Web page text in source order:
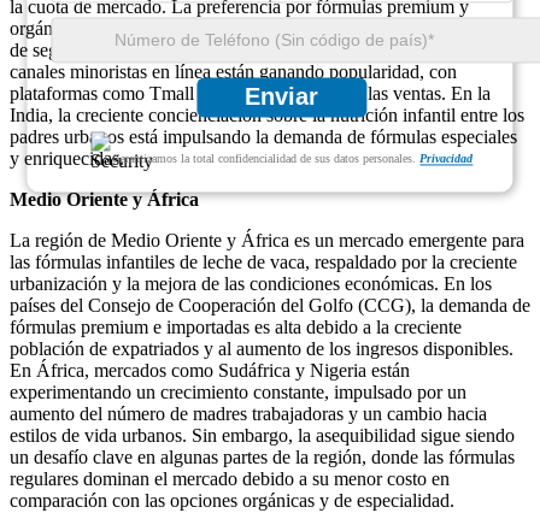
Enviar
Garantizamos la total confidencialidad de sus datos personales. Privacidad
la cuota de mercado. La preferencia por fórmulas premium y
orgánicas importadas es alta en esta región debido a preocupaciones
de seguridad con los productos producidos localmente. Además, los
canales minoristas en línea están ganando popularidad, con
plataformas como Tmall y JD.com dominando las ventas. En la
India, la creciente concienciación sobre la nutrición infantil entre los
padres urbanos está impulsando la demanda de fórmulas especiales
y enriquecidas.
Medio Oriente y África
La región de Medio Oriente y África es un mercado emergente para
las fórmulas infantiles de leche de vaca, respaldado por la creciente
urbanización y la mejora de las condiciones económicas. En los
países del Consejo de Cooperación del Golfo (CCG), la demanda de
fórmulas premium e importadas es alta debido a la creciente
población de expatriados y al aumento de los ingresos disponibles.
En África, mercados como Sudáfrica y Nigeria están
experimentando un crecimiento constante, impulsado por un
aumento del número de madres trabajadoras y un cambio hacia
estilos de vida urbanos. Sin embargo, la asequibilidad sigue siendo
un desafío clave en algunas partes de la región, donde las fórmulas
regulares dominan el mercado debido a su menor costo en
comparación con las opciones orgánicas y de especialidad.